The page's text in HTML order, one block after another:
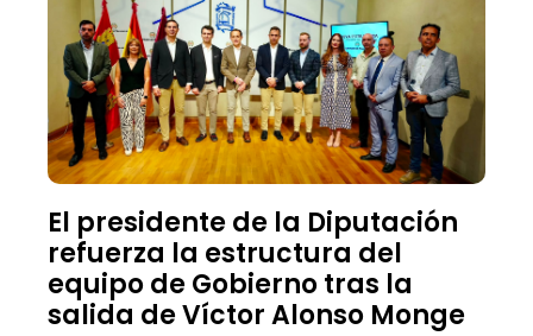
El presidente de la Diputación
refuerza la estructura del
equipo de Gobierno tras la
salida de Víctor Alonso Monge